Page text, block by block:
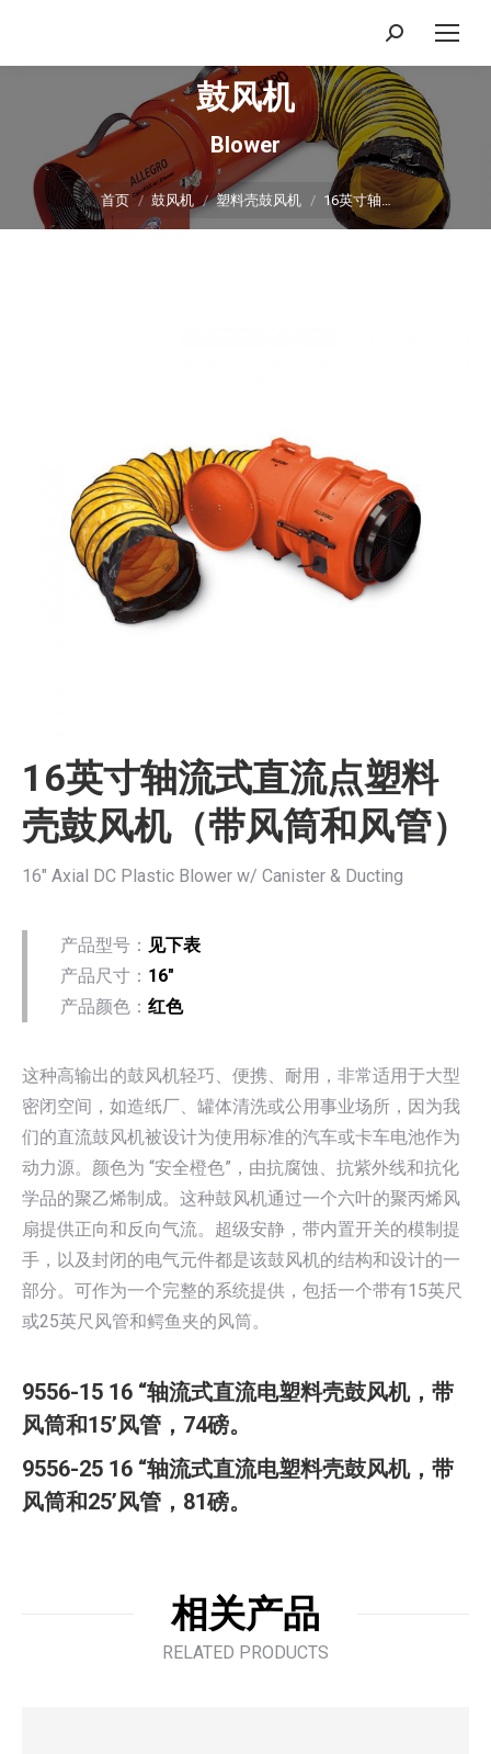
搜
索：
鼓风机
Blower
你在这里：
首页 鼓风机 塑料壳鼓风机 16英寸轴…
16英寸轴流式直流点塑料
壳鼓风机（带风筒和风管）
16″ Axial DC Plastic Blower w/ Canister & Ducting
产品型号： 见下表
产品尺寸： 16″
产品颜色： 红色
这种高输出的鼓风机轻巧、便携、耐用，非常适用于大型
密闭空间，如造纸厂、罐体清洗或公用事业场所，因为我
们的直流鼓风机被设计为使用标准的汽车或卡车电池作为
动力源。颜色为 “安全橙色”，由抗腐蚀、抗紫外线和抗化
学品的聚乙烯制成。这种鼓风机通过一个六叶的聚丙烯风
扇提供正向和反向气流。超级安静，带内置开关的模制提
手，以及封闭的电气元件都是该鼓风机的结构和设计的一
部分。可作为一个完整的系统提供，包括一个带有15英尺
或25英尺风管和鳄鱼夹的风筒。
9556-15 16 “轴流式直流电塑料壳鼓风机，带
风筒和15’风管，74磅。
9556-25 16 “轴流式直流电塑料壳鼓风机，带
风筒和25’风管，81磅。
相关产品
RELATED PRODUCTS